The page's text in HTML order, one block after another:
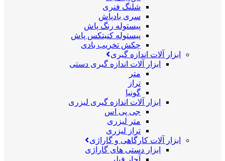
شلنگ فنری
سری بادپاش
پیستوله رنگ پاش
پیستوله کنیتکس پاش
چکش تخریب بادی
ابزار آلات اندازه گیری
ابزار آلات اندازه گیری دستی
متر
تراز
گونیا
ابزار آلات اندازه گیری لیزری
جی پی اس
متر لیزری
تراز لیزری
ابزار آلات کارگاهی و گاراژی
ابزار دستی های گاراژی